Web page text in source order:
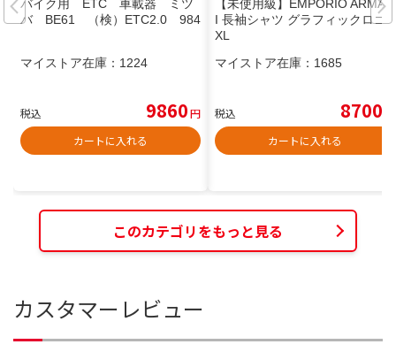
バイク用 ETC 車載器 ミツ
バ BE61 （検）ETC2.0 984
マイストア在庫： 1224
税込 9860円
カートに入れる
【未使用級】EMPORIO ARMAN
I 長袖シャツ グラフィックロゴ
XL
マイストア在庫： 1685
税込 8700
カートに入れる
このカテゴリをもっと見る
カスタマーレビュー